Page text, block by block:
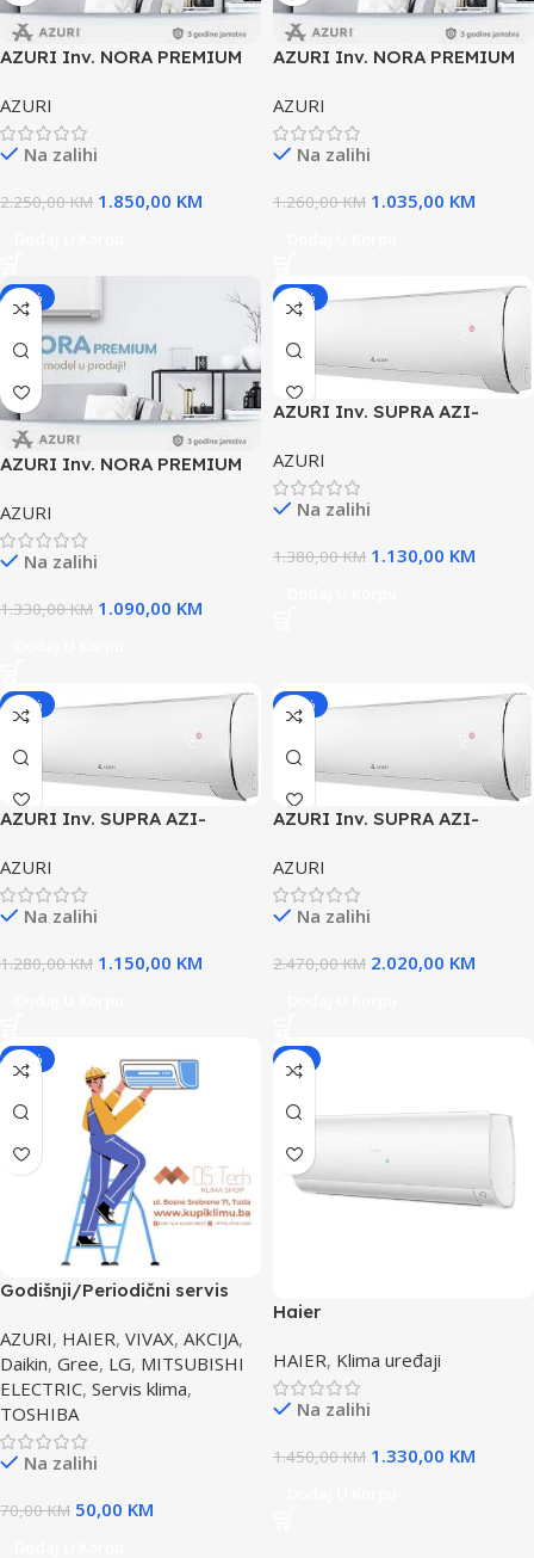
AZURI Inv. NORA PREMIUM
AZURI
Na zalihi
2.250,00KM 1.850,00 KM
AZURI Inv. NORA PREMIUM
AZURI
Na zalihi
1.260,00KM 1.035,00 KM
-18%
AZURI Inv. NORA PREMIUM
AZURI
Na zalihi
1.330,00KM 1.090,00 KM
-18%
AZURI Inv. SUPRA AZI-
AZURI
Na zalihi
1.380,00KM 1.130,00 KM
-10%
AZURI Inv. SUPRA AZI-
AZURI
Na zalihi
1.280,00KM 1.150,00 KM
-18%
AZURI Inv. SUPRA AZI-
AZURI
Na zalihi
2.470,00KM 2.020,00 KM
-29%
Godišnji/Periodični servis
AZURI, HAIER, VIVAX, AKCIJA,
Daikin, Gree, LG, MITSUBISHI
ELECTRIC, Servis klima,
TOSHIBA
Na zalihi
70,00KM 50,00 KM
-8%
Haier
BIJELA klima FLEXIS PLUS
WI-FI
HAIER, Klima uređaji
Na zalihi
1.450,00KM 1.330,00 KM